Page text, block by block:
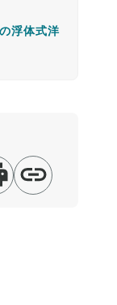
浮体式洋